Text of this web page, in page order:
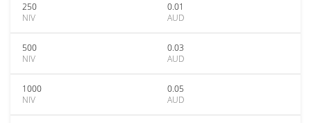
250
NIV
0.01
AUD
500
NIV
0.03
AUD
1000
NIV
0.05
AUD